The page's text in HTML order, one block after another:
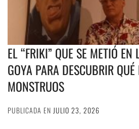
EL “FRIKI” QUE SE METIÓ EN
GOYA PARA DESCUBRIR
MONSTRUOS
PUBLICADA EN JULIO 23, 2026